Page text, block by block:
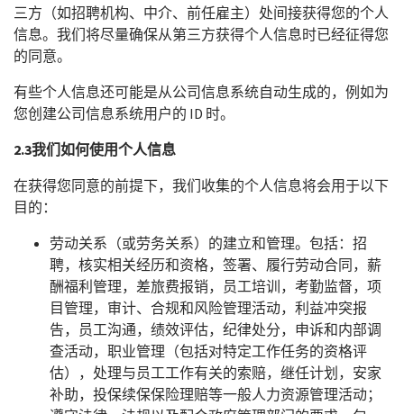
三方（如招聘机构、中介、前任雇主）处间接获得您的个人
信息。我们将尽量确保从第三方获得个人信息时已经征得您
的同意。
有些个人信息还可能是从公司信息系统自动生成的，例如为
您创建公司信息系统用户的 ID 时。
2.3我们如何使用个人信息
在获得您同意的前提下，我们收集的个人信息将会用于以下
目的：
劳动关系（或劳务关系）的建立和管理。包括：招
聘，核实相关经历和资格，签署、履行劳动合同，薪
酬福利管理，差旅费报销，员工培训，考勤监督，项
目管理，审计、合规和风险管理活动，利益冲突报
告，员工沟通，绩效评估，纪律处分，申诉和内部调
查活动，职业管理（包括对特定工作任务的资格评
估），处理与员工工作有关的索赔，继任计划，安家
补助，投保续保保险理赔等一般人力资源管理活动；